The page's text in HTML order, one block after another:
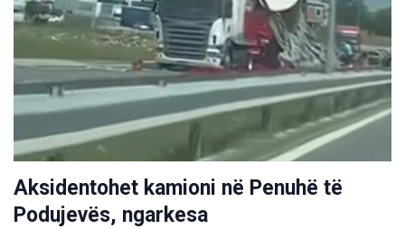
Aksidentohet kamioni në Penuhë të
Podujevës, ngarkesa